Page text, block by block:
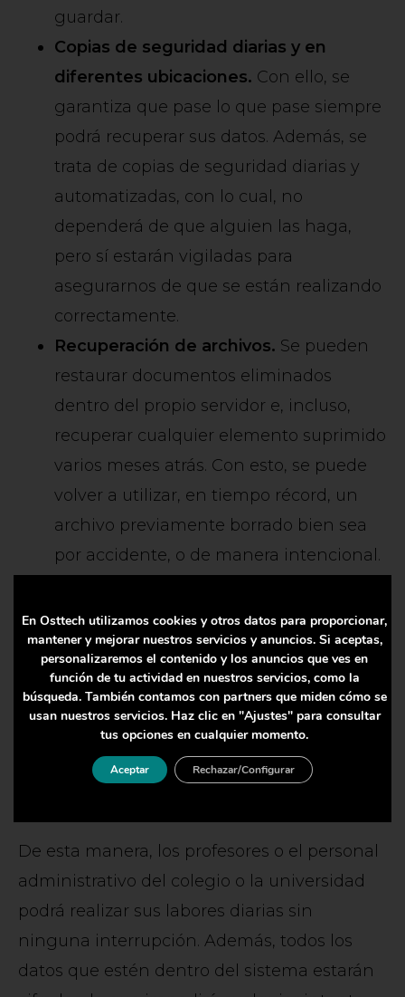
guardar.
Copias de seguridad diarias y en
diferentes ubicaciones. Con ello, se
garantiza que pase lo que pase siempre
podrá recuperar sus datos. Además, se
trata de copias de seguridad diarias y
automatizadas, con lo cual, no
dependerá de que alguien las haga,
pero sí estarán vigiladas para
asegurarnos de que se están realizando
correctamente.
Recuperación de archivos. Se pueden
restaurar documentos eliminados
dentro del propio servidor e, incluso,
recuperar cualquier elemento suprimido
varios meses atrás. Con esto, se puede
volver a utilizar, en tiempo récord, un
archivo previamente borrado bien sea
por accidente, o de manera intencional.
inicial.Dispondrá de un hardware nuevo
y potente, que será instalado y
configurado sin ninguna inversión
inicial. De esta manera, el centro
educativo podrá pasar al siguiente nivel
en asuntos de seguridad informática y
De esta manera, los profesores o el personal
administrativo del colegio o la universidad
podrá realizar sus labores diarias sin
ninguna interrupción. Además, todos los
datos que estén dentro del sistema estarán
En Osttech utilizamos cookies y otros datos para proporcionar,
mantener y mejorar nuestros servicios y anuncios. Si aceptas,
personalizaremos el contenido y los anuncios que ves en
función de tu actividad en nuestros servicios, como la
búsqueda. También contamos con partners que miden cómo se
usan nuestros servicios. Haz clic en "Ajustes" para consultar
tus opciones en cualquier momento.
Aceptar Rechazar/Configurar